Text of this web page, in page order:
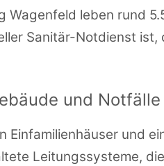
Wagenfeld leben rund
Sanitär-Notdienst
und Notfälle
Einfamilienhäuser und
Leitungssysteme,